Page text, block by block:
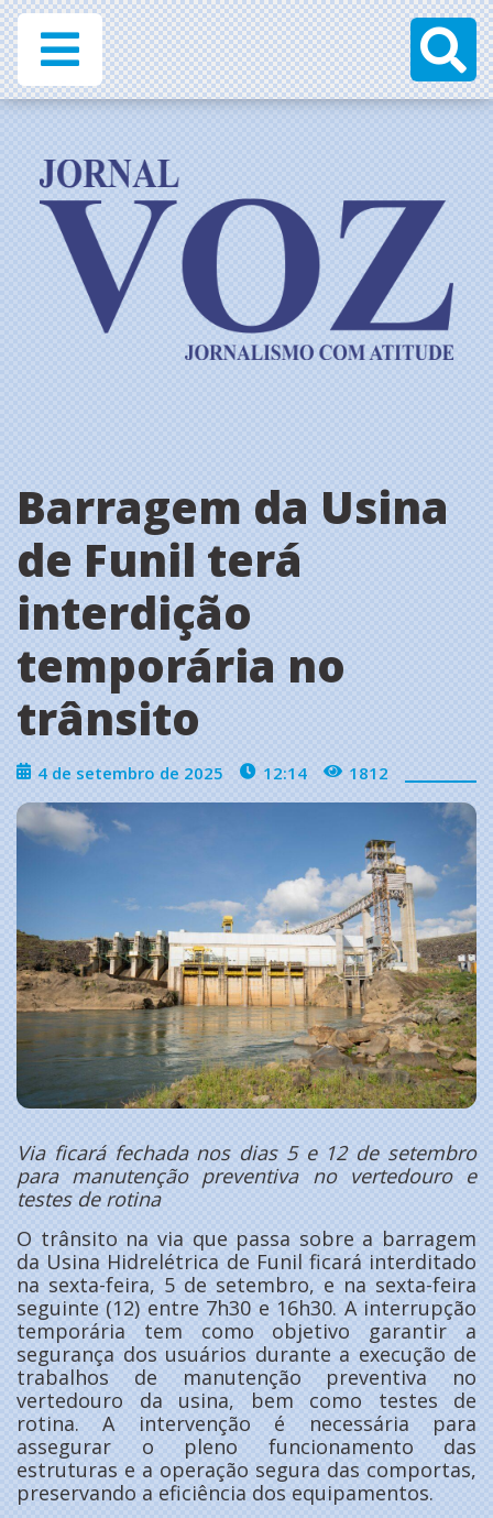
Barragem da Usina
de Funil terá
interdição
temporária no
trânsito
4 de setembro de 2025 12:14 1812
Via ficará fechada nos dias 5 e 12 de setembro
para manutenção preventiva no vertedouro e
testes de rotina
O trânsito na via que passa sobre a barragem
da Usina Hidrelétrica de Funil ficará interditado
na sexta-feira, 5 de setembro, e na sexta-feira
seguinte (12) entre 7h30 e 16h30. A interrupção
temporária tem como objetivo garantir a
segurança dos usuários durante a execução de
trabalhos de manutenção preventiva no
vertedouro da usina, bem como testes de
rotina. A intervenção é necessária para
assegurar o pleno funcionamento das
estruturas e a operação segura das comportas,
preservando a eficiência dos equipamentos.